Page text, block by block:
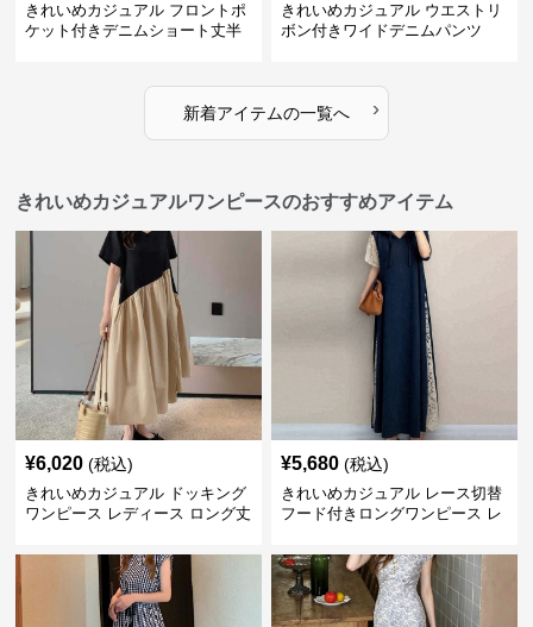
きれいめカジュアル フロントポ
ケット付きデニムショート丈半
きれいめカジュアル ウエストリ
ボン付きワイドデニムパンツ
新着アイテムの一覧へ ›
きれいめカジュアルワンピースのおすすめアイテム
¥6,020 (税込)
きれいめカジュアル ドッキング
ワンピース レディース ロング丈
ー 切り替え Tシャツワンピ 個性
¥5,680 (税込)
きれいめカジュアル レース切替
フード付きロングワンピース レ
大人ナチュラル 夏コーデ